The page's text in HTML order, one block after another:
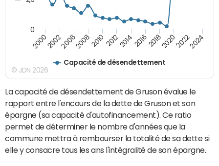
Capacité de désendettement
20002002200620082010 2012201420162018202020222024
0
© JDN 2026
La capacité de désendettement de Gruson évalue le
rapport entre l'encours de la dette de Gruson et son
épargne (sa capacité d'autofinancement). Ce ratio
permet de déterminer le nombre d'années que la
commune mettra à rembourser la totalité de sa dette si
elle y consacre tous les ans l'intégralité de son épargne.